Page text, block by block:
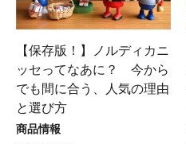
【保存版！】ノルディカニ
ッセってなあに？ 今から
でも間に合う、人気の理由
と選び方
商品情報